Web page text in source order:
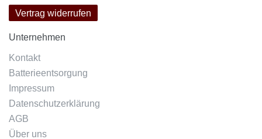
Vertrag widerrufen
Unternehmen
Kontakt
Batterieentsorgung
Impressum
Datenschutzerklärung
AGB
Über uns